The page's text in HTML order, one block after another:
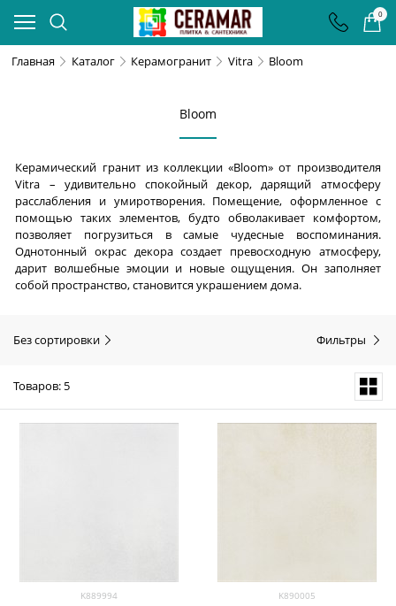
0
Главная Каталог Керамогранит Vitra Bloom
Bloom
Керамический гранит из коллекции «Bloom» от производителя
Vitra – удивительно спокойный декор, дарящий атмосферу
расслабления и умиротворения. Помещение, оформленное с
помощью таких элементов, будто обволакивает комфортом,
позволяет погрузиться в самые чудесные воспоминания.
Однотонный окрас декора создает превосходную атмосферу,
дарит волшебные эмоции и новые ощущения. Он заполняет
собой пространство, становится украшением дома.
Без сортировки Фильтры
Товаров: 5
K889994 K890005